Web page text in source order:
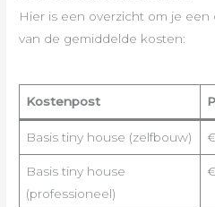
Hier is een overzicht om je
van de gemiddelde kosten:
Kostenpost
Basis tiny house (zelfbouw)
Basis tiny house
(professioneel)